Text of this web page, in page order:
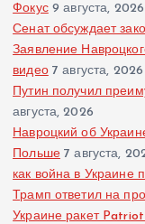
Фокус 9 августа, 2026
Сенат обсуждает
Заявление
видео 7 августа, 2026
Путин получил
августа, 2026
Навроцкий об
Польше 7 августа,
как война в Украине
Трамп ответил на
Украине ракет